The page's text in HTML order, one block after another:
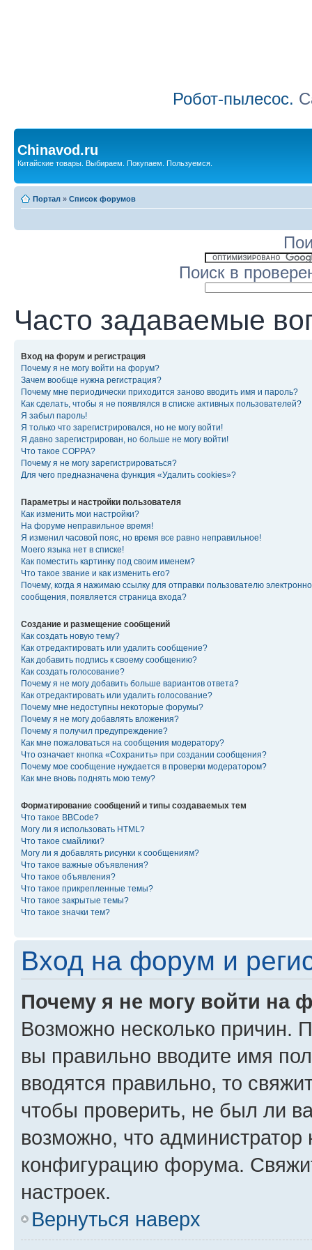
Робот-пылесос.
Chinavod.ru
Китайские товары. Выбираем. Покупаем. Пользуемся.
Портал » Список форумов
Поиск в
Часто задаваемые
Вход на форум и регистрация
Почему я не могу войти на форум?
Зачем вообще нужна регистрация?
Почему мне периодически приходится заново вводить имя и пароль?
Как сделать, чтобы я не появлялся в списке активных пользователей?
Я забыл пароль!
Я только что зарегистрировался, но не могу войти!
Я давно зарегистрирован, но больше не могу войти!
Что такое COPPA?
Почему я не могу зарегистрироваться?
Для чего предназначена функция «Удалить cookies»?
Параметры и настройки пользователя
Как изменить мои настройки?
На форуме неправильное время!
Я изменил часовой пояс, но время все равно неправильное!
Моего языка нет в списке!
Как поместить картинку под своим именем?
Что такое звание и как изменить его?
Почему, когда я нажимаю ссылку для отправки пользователю
сообщения, появляется страница входа?
Создание и размещение сообщений
Как создать новую тему?
Как отредактировать или удалить сообщение?
Как добавить подпись к своему сообщению?
Как создать голосование?
Почему я не могу добавить больше вариантов ответа?
Как отредактировать или удалить голосование?
Почему мне недоступны некоторые форумы?
Почему я не могу добавлять вложения?
Почему я получил предупреждение?
Как мне пожаловаться на сообщения модератору?
Что означает кнопка «Сохранить» при создании сообщения?
Почему мое сообщение нуждается в проверки модератором?
Как мне вновь поднять мою тему?
Форматирование сообщений и типы создаваемых тем
Что такое BBCode?
Могу ли я использовать HTML?
Что такое смайлики?
Могу ли я добавлять рисунки к сообщениям?
Что такое важные объявления?
Что такое объявления?
Что такое прикрепленные темы?
Что такое закрытые темы?
Что такое значки тем?
Вход на форум и
Почему я не могу войти на
Возможно несколько причин.
вы правильно вводите имя
вводятся правильно, то
чтобы проверить, не был ли
возможно, что администратор
конфигурацию форума.
настроек.
Вернуться наверх